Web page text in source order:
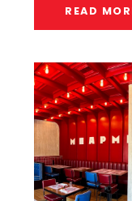
READ